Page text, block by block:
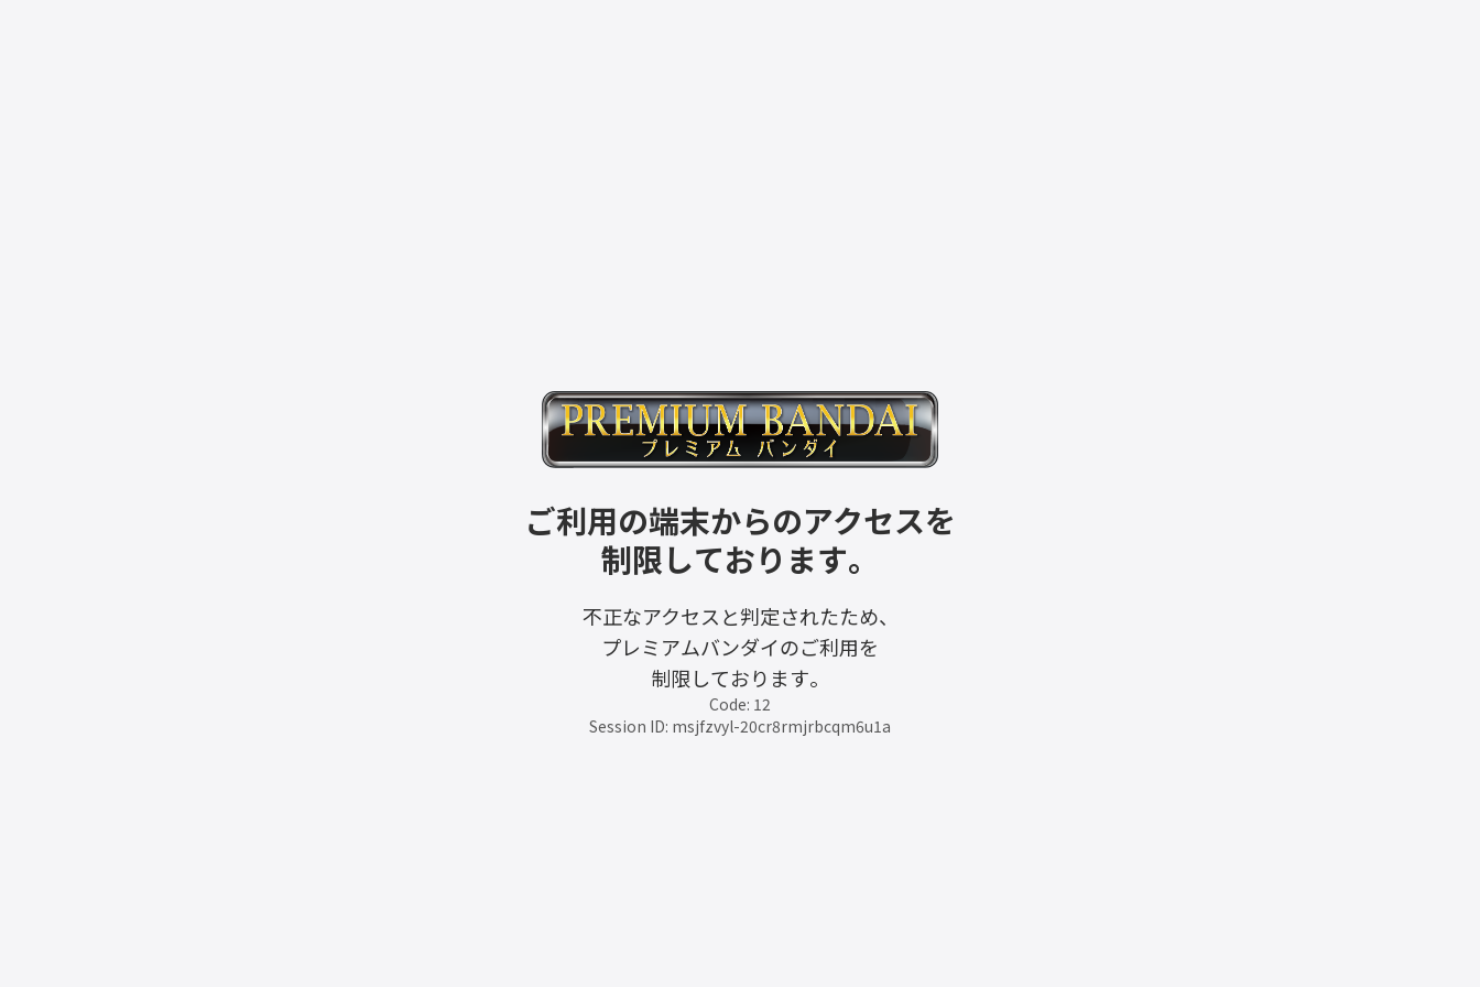
ご利用の端末からのアクセスを
制限しております。
不正なアクセスと判定されたため、
プレミアムバンダイのご利用を
制限しております。
Code: 12
Session ID: msjfzvyl-20cr8rmjrbcqm6u1a